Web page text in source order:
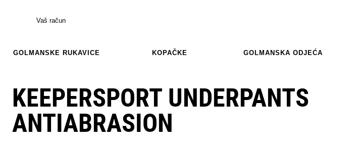
Vaš račun
GOLMANSKE RUKAVICE KOPAČKE GOLMANSKA ODJEĆA
KEEPERSPORT UNDERPANTS
ANTIABRASION